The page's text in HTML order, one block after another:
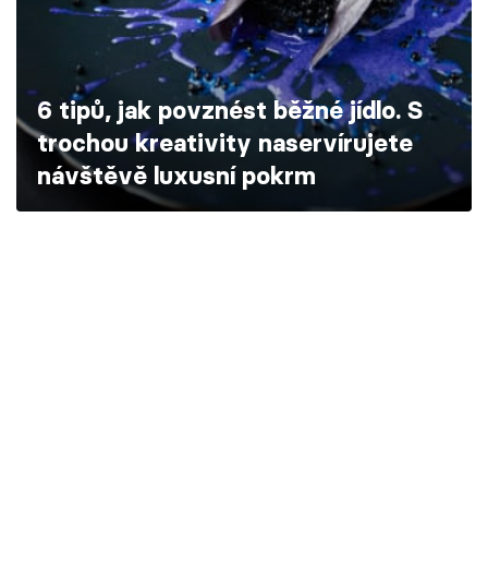
Škola vaření
Recepty z TV
Speciál: Cuketa
Těhotnej kuchař
6 tipů, jak povznést běžné jídlo. S
trochou kreativity naservírujete
návštěvě luxusní pokrm